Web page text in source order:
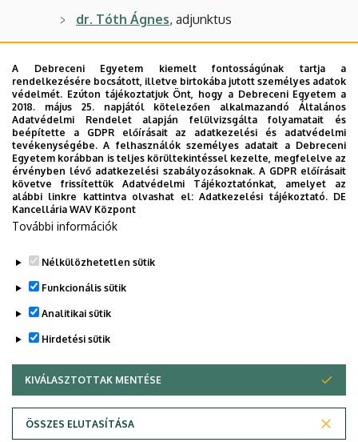
dr. Tóth Ágnes, adjunktus
Dr. Tóth Emese, adjunktus
Vargáné Dr. Faludi Eszter, tanársegéd
Külsős oktatóink, óraadó szerződéssel
Dr. Őszné Dr. Gajdos Anikó, gyógyszerész
Nagyné dr. Csikós Gréta,
gyógyszerész (gyógyszertant oktatnak)
Dr. Lipóczki Imre, akupunktúrás orvos
Legutóbbi frissítés:
A Debreceni Egyetem kiemelt fontosságúnak tartja a
rendelkezésére bocsátott, illetve birtokába jutott személyes adatok
védelmét. Ezúton tájékoztatjuk Önt, hogy a Debreceni Egyetem a
2018. május 25. napjától kötelezően alkalmazandó Általános
Adatvédelmi Rendelet alapján felülvizsgálta folyamatait és
beépítette a GDPR előírásait az adatkezelési és adatvédelmi
tevékenységébe. A felhasználók személyes adatait a Debreceni
Egyetem korábban is teljes körültekintéssel kezelte, megfelelve az
érvényben lévő adatkezelési szabályozásoknak. A GDPR előírásait
követve frissítettük Adatvédelmi Tájékoztatónkat, amelyet az
alábbi linkre kattintva olvashat el:Adatkezelési tájékoztató. DE
Kancellária WAV Központ
További információk
Nélkülözhetetlen sütik
Funkcionális sütik
Analitikai sütik
Hirdetési sütik
KIVÁLASZTOTTAK MENTÉSE
ÖSSZES ELUTASÍTÁSA
WITHDRAW CONSENT